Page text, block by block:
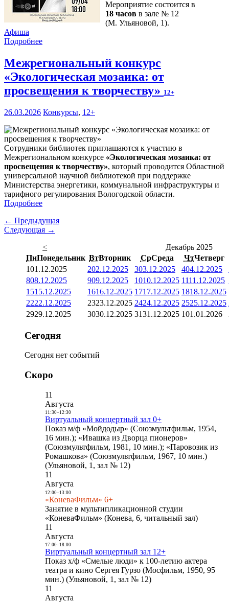
Мероприятие состоится в
18 часов в зале № 12
(М. Ульяновой, 1).
Афиша
Подробнее
Межрегиональный конкурс
«Экологическая мозаика: от
просвещения к творчеству» 12+
26.03.2026 Конкурсы, 12+
Сотрудники библиотек приглашаются к участию в
Межрегиональном конкурсе «Экологическая мозаика: от
просвещения к творчеству», который проводится Областной
универсальной научной библиотекой при поддержке
Министерства энергетики, коммунальной инфраструктуры и
тарифного регулирования Вологодской области.
Подробнее
← Предыдущая
Следующая →
<
Декабрь 2025
ПнПонедельник ВтВторник СрСреда ЧтЧетверг
101.12.2025 202.12.2025 303.12.2025 404.12.2025
808.12.2025 909.12.2025 1010.12.2025 1111.12.2025
1515.12.2025 1616.12.2025 1717.12.2025 1818.12.2025
2222.12.2025 2323.12.2025 2424.12.2025 2525.12.2025
2929.12.2025 3030.12.2025 3131.12.2025 101.01.2026
Сегодня
Сегодня нет событий
Скоро
11
Августа
11:30- 12:30
Виртуальный концертный зал 0+
Показ м/ф «Мойдодыр» (Союзмультфильм, 1954,
16 мин.); «Ивашка из Дворца пионеров»
(Союзмультфильм, 1981, 10 мин.); «Паровозик из
Ромашкова» (Союзмультфильм, 1967, 10 мин.)
(Ульяновой, 1, зал № 12)
11
Августа
12:00- 13:00
«КоневаФильм» 6+
Занятие в мультипликационной студии
«КоневаФильм» (Конева, 6, читальный зал)
11
Августа
17:00- 18:00
Виртуальный концертный зал 12+
Показ х/ф «Смелые люди» к 100-летию актера
театра и кино Сергея Гурзо (Мосфильм, 1950, 95
мин.) (Ульяновой, 1, зал № 12)
11
Августа